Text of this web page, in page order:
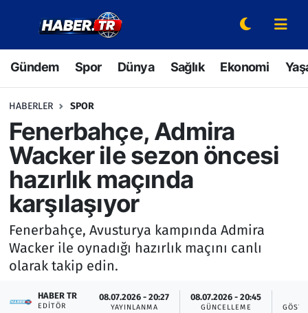
Gündem Spor Dünya Sağlık Ekonomi
HABERLER SPOR
Fenerbahçe, Admira
Wacker ile sezon öncesi
hazırlık maçında
karşılaşıyor
Fenerbahçe, Avusturya kampında Admira
Wacker ile oynadığı hazırlık maçını canlı
olarak takip edin.
HABER TR
EDITÖR
08.07.2026 - 20:27
YAYINLANMA
08.07.2026 - 20:45
GÜNCELLEME
Gündem
Spor
Sağlık
Ekonomi
Yaşam
Hava Durumu
Bilim ve Teknoloji
Hava Durumu
Trafik Durumu
Süper Lig Puan Durumu ve Fikstür
Tüm Manşetler
Son Dakika Haberleri
Haber Arşivi